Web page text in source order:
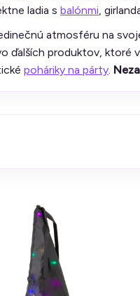
ladia s balónmi,
atmosféru na
ďalších produktov, ktoré
poháriky na párty.